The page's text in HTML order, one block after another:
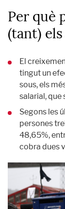
Per què
(tant)
El
tingut un
sous, els
salarial, que
Segons les
persones
48,65%,
cobra dues